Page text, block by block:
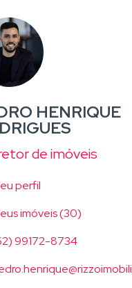
HENRIQUE
de imóveis
perfil
imóveis (30)
99172-8734